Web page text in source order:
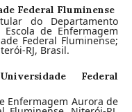
Federal Fluminense
do Departamento
de Enfermagem
Federal Fluminense;
RJ, Brasil.
Universidade Federal
Enfermagem Aurora de